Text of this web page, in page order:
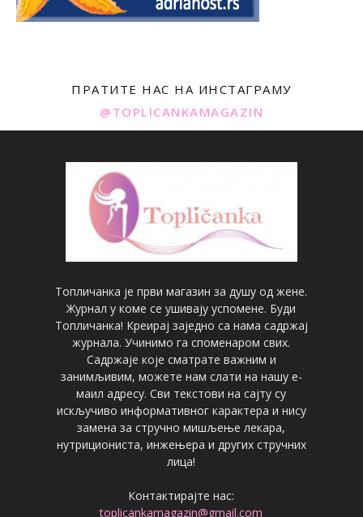
ПРАТИТЕ НАС НА ИНСТАГРАМУ
@TOPLICANKAMAGAZIN
Топличанка је први магазин за душу од жене.
Журнал у коме се ушивају успомене. Буди
Топличанка! Креирај заједно са нама садржај
журнала. Учинимо га споменаром свих.
Садржаје које сматрате важним и
занимљивим, можете нам слати на нашу е-
маил адресу. Сви текстови на сајту су
искључиво информативног карактера и нису
замена за стручно мишљење лекара,
нутрициониста, инжењера и других стручних
лица!
Контактирајте нас:
toplicankamagazin@gmail.com